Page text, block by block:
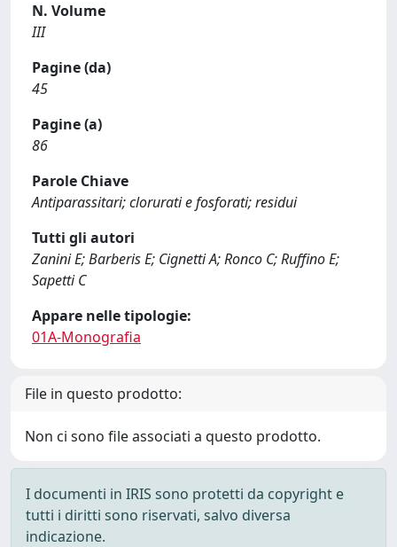
N. Volume
III
Pagine (da)
45
Pagine (a)
86
Parole Chiave
Antiparassitari; clorurati e fosforati; residui
Tutti gli autori
Zanini E; Barberis E; Cignetti A; Ronco C; Ruffino E;
Sapetti C
Appare nelle tipologie:
01A-Monografia
File in questo prodotto:
Non ci sono file associati a questo prodotto.
I documenti in IRIS sono protetti da copyright e
tutti i diritti sono riservati, salvo diversa
indicazione.